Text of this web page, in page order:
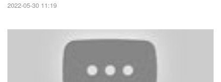
2022-05-30 11:19